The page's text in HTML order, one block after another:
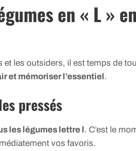
en « L »
les outsiders, il est temps de
et mémoriser l’essentiel.
pressés
les légumes lettre l. C’est le
vos favoris.